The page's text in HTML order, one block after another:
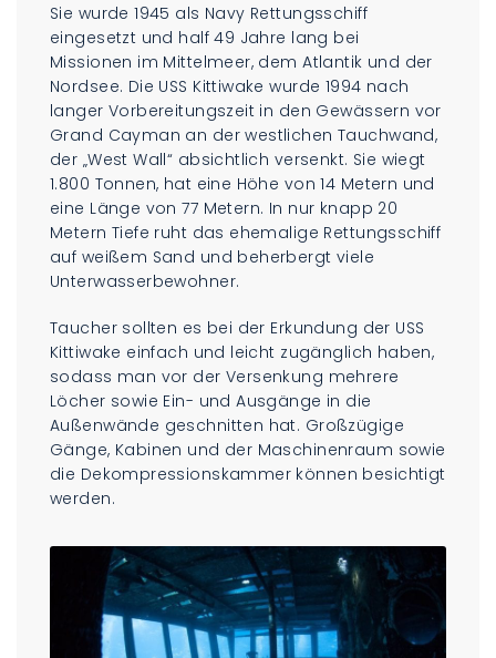
Sie wurde 1945 als Navy Rettungsschiff
eingesetzt und half 49 Jahre lang bei
Missionen im Mittelmeer, dem Atlantik und der
Nordsee. Die USS Kittiwake wurde 1994 nach
langer Vorbereitungszeit in den Gewässern vor
Grand Cayman an der westlichen Tauchwand,
der „West Wall“ absichtlich versenkt. Sie wiegt
1.800 Tonnen, hat eine Höhe von 14 Metern und
eine Länge von 77 Metern. In nur knapp 20
Metern Tiefe ruht das ehemalige Rettungsschiff
auf weißem Sand und beherbergt viele
Unterwasserbewohner.
Taucher sollten es bei der Erkundung der USS
Kittiwake einfach und leicht zugänglich haben,
sodass man vor der Versenkung mehrere
Löcher sowie Ein- und Ausgänge in die
Außenwände geschnitten hat. Großzügige
Gänge, Kabinen und der Maschinenraum sowie
die Dekompressionskammer können besichtigt
werden.